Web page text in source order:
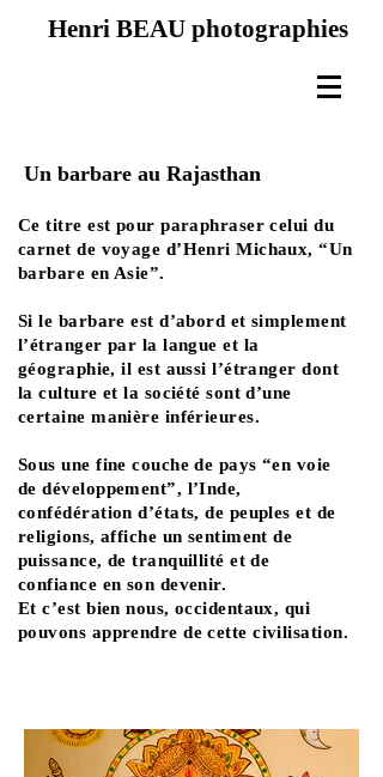
Henri BEAU photographies
Un barbare au Rajasthan
Ce titre est pour paraphraser celui du
carnet de voyage d’Henri Michaux, “Un
barbare en Asie”.
Si le barbare est d’abord et simplement
l’étranger par la langue et la
géographie, il est aussi l’étranger dont
la culture et la société sont d’une
certaine manière inférieures.
Sous une fine couche de pays “en voie
de développement”, l’Inde,
confédération d’états, de peuples et de
religions, affiche un sentiment de
puissance, de tranquillité et de
confiance en son devenir.
Et c’est bien nous, occidentaux, qui
pouvons apprendre de cette civilisation.